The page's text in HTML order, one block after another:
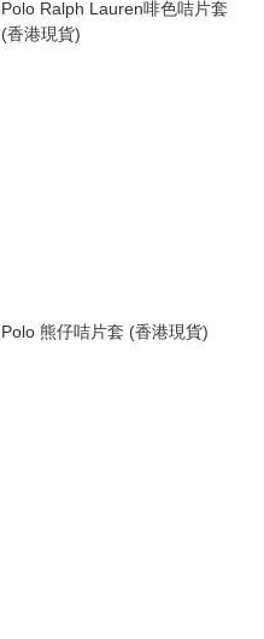
Polo Ralph Lauren啡色咭片套
(香港現貨)
Polo 熊仔咭片套 (香港現貨)